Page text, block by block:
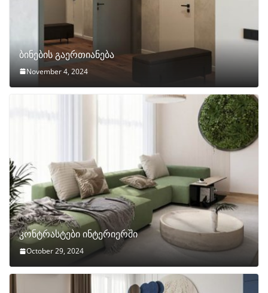
ბინების გაერთიანება
November 4, 2024
კონტრასტები ინტერიერში
October 29, 2024